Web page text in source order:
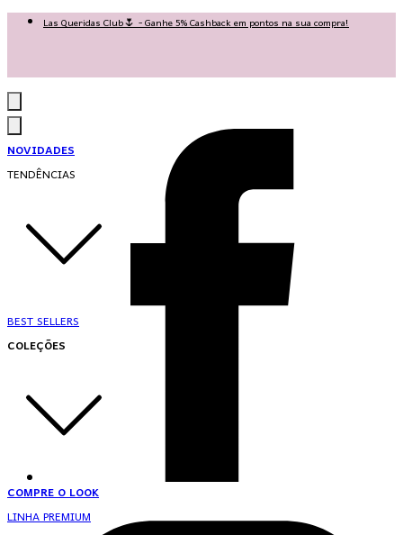
Las Queridas Club🌷 - Ganhe 5% Cashback em pontos na sua compra!
NOVIDADES
TENDÊNCIAS
BEST SELLERS
COLEÇÕES
COMPRE O LOOK
LINHA PREMIUM